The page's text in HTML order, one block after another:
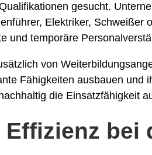
gesucht.
Elektriker, Schweißer
und temporäre
von
Fähigkeiten ausbauen und
die Einsatzfähigkeit
bei